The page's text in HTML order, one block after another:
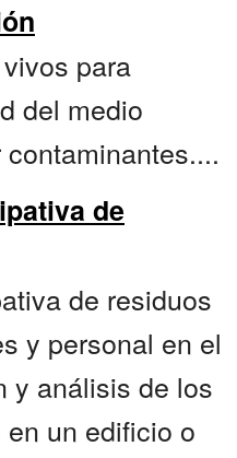
para
del medio
de
de residuos
y personal en el
y análisis de los
un edificio o